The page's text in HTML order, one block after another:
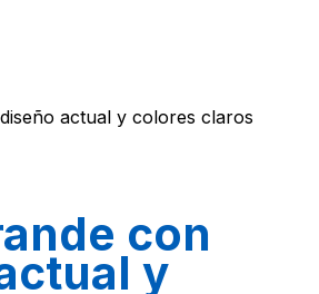
actual y colores claros
con
y